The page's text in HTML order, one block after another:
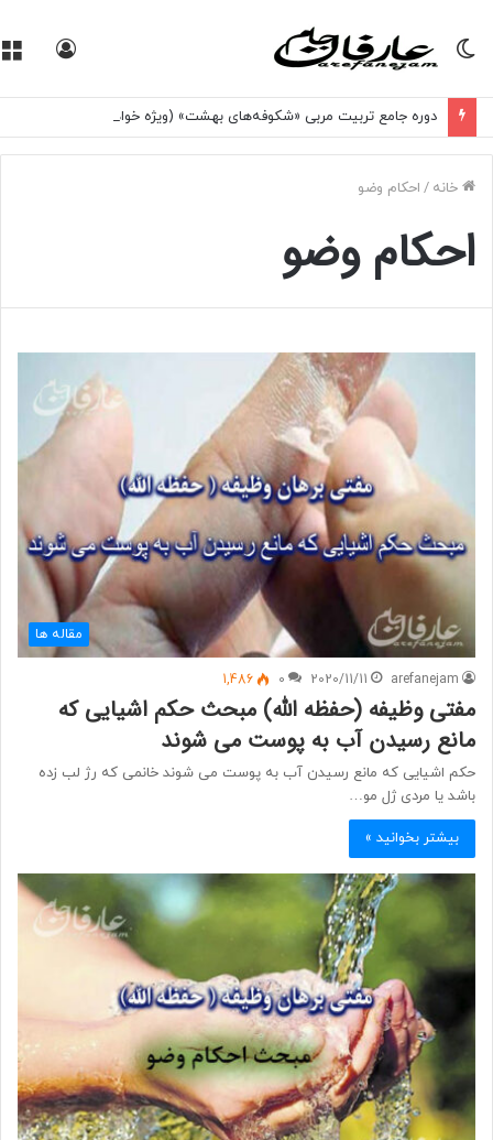
تغییر
دوره جامع تربیت مربی «شکوفه‌های بهشت» (ویژه خواهران)
خانه / احکام وضو
احکام وضو
مقاله ها
arefanejam
2020/11/11
0
1,486
مفتی وظیفه (حفظه الله) مبحث حکم اشیایی که
مانع رسیدن آب به پوست می شوند
حکم اشیایی که مانع رسیدن آب به پوست می شوند خانمی که رژ لب زده
باشد یا مردی ژل مو…
بیشتر بخوانید »